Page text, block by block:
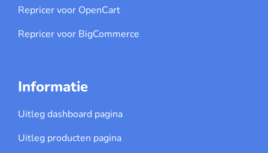
Repricer voor OpenCart
Repricer voor BigCommerce
Informatie
Uitleg dashboard pagina
Uitleg producten pagina